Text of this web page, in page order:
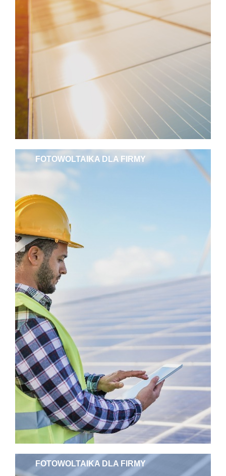
FOTOWOLTAIKA DLA FIRMY
FOTOWOLTAIKA DLA FIRMY